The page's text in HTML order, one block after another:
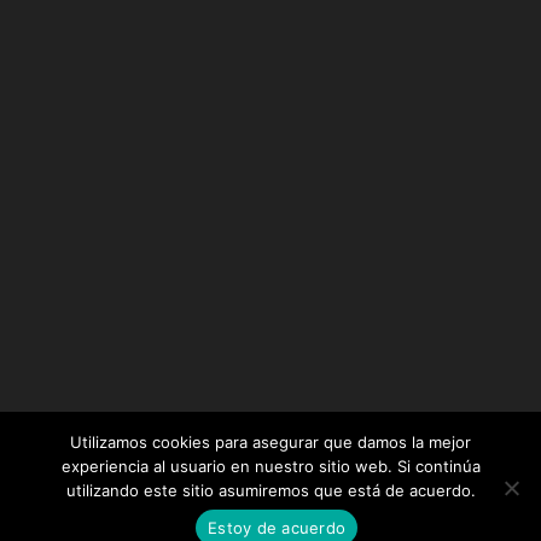
Diseñado por Elegant Themes| Desarrollado por
WordPress
Utilizamos cookies para asegurar que damos la mejor
experiencia al usuario en nuestro sitio web. Si continúa
utilizando este sitio asumiremos que está de acuerdo.
Estoy de acuerdo